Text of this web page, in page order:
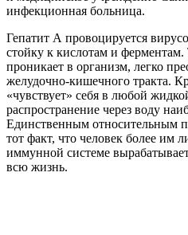
инфекционная больница.
Гепатит А провоцируется
стойку к кислотам и
проникает в организм, легко
желудочно-кишечного тракта.
«чувствует» себя в любой
распространение через воду
Единственным относительным
тот факт, что человек более им
иммунной системе
всю жизнь.